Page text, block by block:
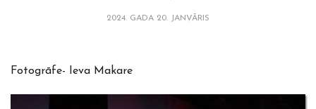
2024. GADA 20. JANVĀRIS
Fotogrāfe- Ieva Makare